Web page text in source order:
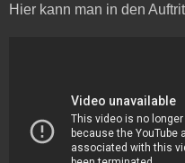
Hier kann man in den